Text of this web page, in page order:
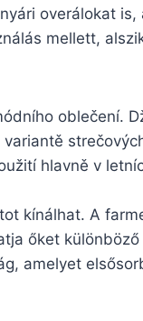
overálokat
mellett,
oblečení.
hlavně v
kínálhat. A
őket
amelyet